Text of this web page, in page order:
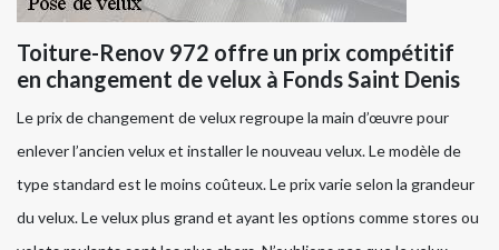
Toiture-Renov 972 offre un prix compétitif
en changement de velux à Fonds Saint Denis
Le prix de changement de velux regroupe la main d’œuvre pour
enlever l’ancien velux et installer le nouveau velux. Le modèle de
type standard est le moins coûteux. Le prix varie selon la grandeur
du velux. Le velux plus grand et ayant les options comme stores ou